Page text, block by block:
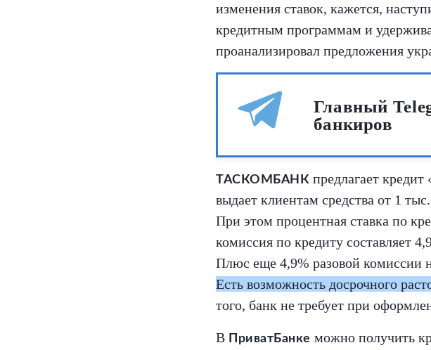
изменения ставок, кажется,
кредитным программам и
проанализировал предложения
Главный
банкиров
ТАСКОМБАНК предлагает
выдает клиентам средства от 1
При этом процентная ставка по
комиссия по кредиту составляет
Плюс еще 4,9% разовой комиссии
Есть возможность досрочного
того, банк не требует при
В ПриватБанке можно получить